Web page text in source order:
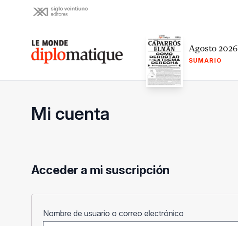
Le monde diplomatique Agosto 2026
SUMARIO
Mi cuenta
Acceder a mi suscripción
Nombre de usuario o correo electrónico